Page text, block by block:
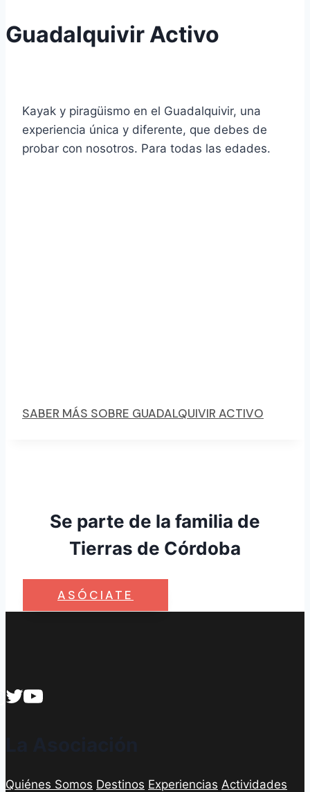
Guadalquivir Activo
Kayak y piragüismo en el Guadalquivir, una
experiencia única y diferente, que debes de
probar con nosotros. Para todas las edades.
SABER MÁS SOBRE GUADALQUIVIR ACTIVO
Se parte de la familia de
Tierras de Córdoba
ASÓCIATE
Quiénes Somos Destinos Experiencias Actividades